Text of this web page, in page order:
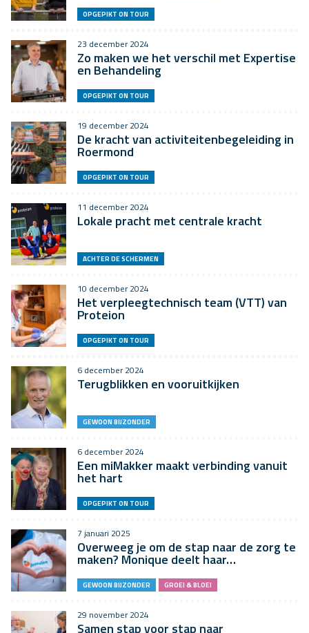
OPGEPIKT ON TOUR
23 december 2024
Zo maken we het verschil met Expertise
en Behandeling
OPGEPIKT ON TOUR
19 december 2024
De kracht van activiteitenbegeleiding in
Roermond
OPGEPIKT ON TOUR
11 december 2024
Lokale pracht met centrale kracht
ACHTER DE SCHERMEN
10 december 2024
Het verpleegtechnisch team (VTT) van
Proteion
OPGEPIKT ON TOUR
6 december 2024
Terugblikken en vooruitkijken
GEWOON BIJZONDER
6 december 2024
Een miMakker maakt verbinding vanuit
het hart
OPGEPIKT ON TOUR
7 januari 2025
Overweeg je om de stap naar de zorg te
maken? Monique deelt haar…
GEWOON BIJZONDER GROEI & BLOEI
29 november 2024
Samen stap voor stap naar